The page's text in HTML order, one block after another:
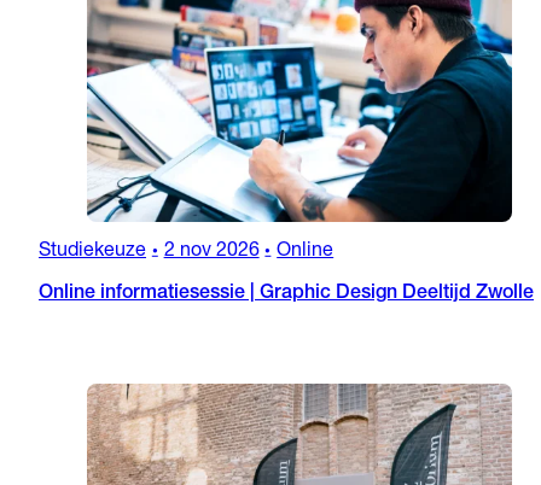
Studiekeuze • 2 nov 2026 • Online
Online informatiesessie | Graphic Design Deeltijd Zwolle